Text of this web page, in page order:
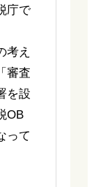
庁で
考え
審査
を設
OB
って